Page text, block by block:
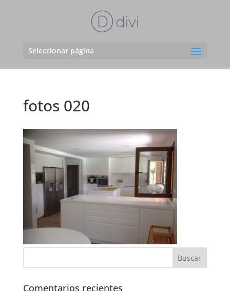
Seleccionar página
fotos 020
Comentarios recientes